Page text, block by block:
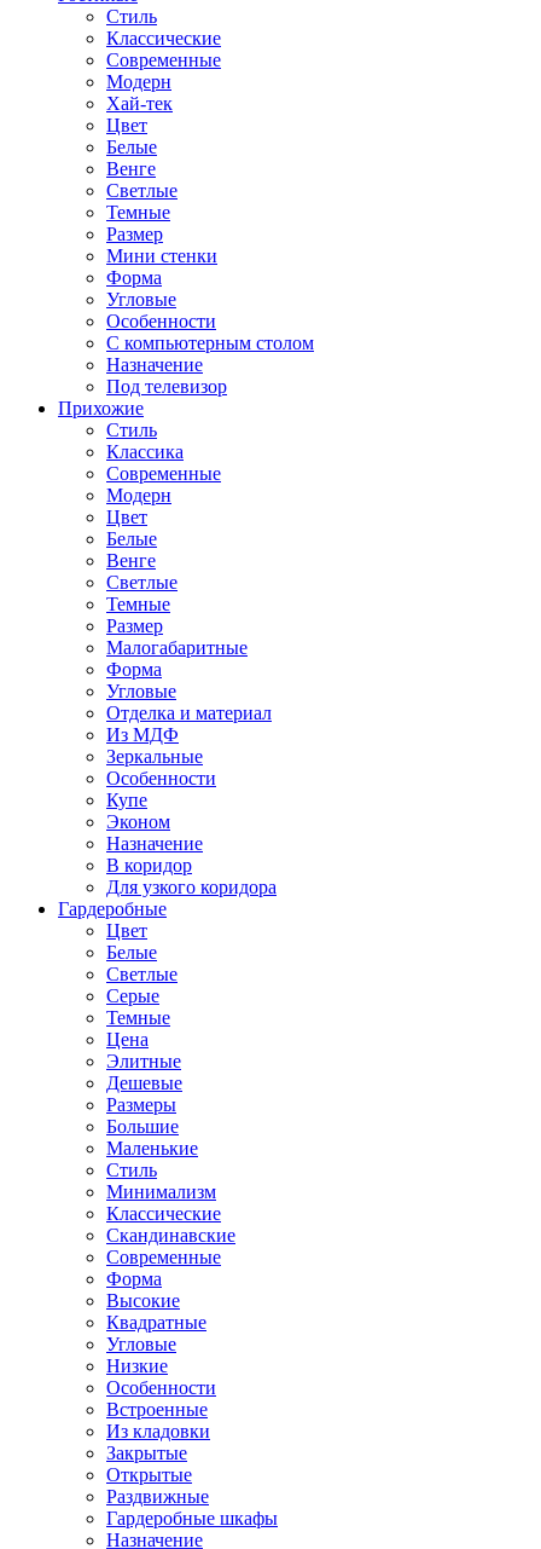
Стиль
Классические
Современные
Модерн
Хай-тек
Цвет
Белые
Венге
Светлые
Темные
Размер
Мини стенки
Форма
Угловые
Особенности
С компьютерным столом
Назначение
Под телевизор
Прихожие
Стиль
Классика
Современные
Модерн
Цвет
Белые
Венге
Светлые
Темные
Размер
Малогабаритные
Форма
Угловые
Отделка и материал
Из МДФ
Зеркальные
Особенности
Купе
Эконом
Назначение
В коридор
Для узкого коридора
Гардеробные
Цвет
Белые
Светлые
Серые
Темные
Цена
Элитные
Дешевые
Размеры
Большие
Маленькие
Стиль
Минимализм
Классические
Скандинавские
Современные
Форма
Высокие
Квадратные
Угловые
Низкие
Особенности
Встроенные
Из кладовки
Закрытые
Открытые
Раздвижные
Гардеробные шкафы
Назначение